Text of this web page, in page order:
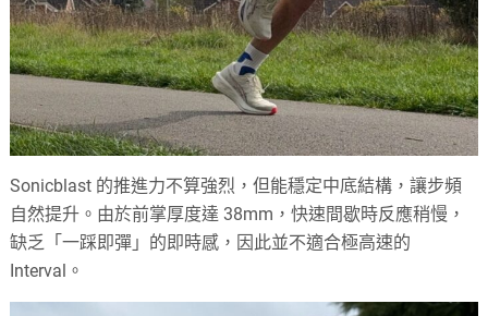
Sonicblast 的推進力不算強烈，但能穩定中底結構，讓步頻
自然提升。由於前掌厚度達 38mm，快速間歇時反應稍慢，
缺乏「一踩即彈」的即時感，因此並不適合極高速的
Interval。